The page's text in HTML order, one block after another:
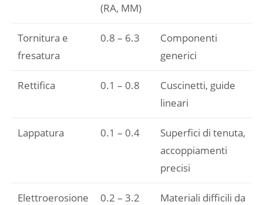
(RA, ΜM)
Tornitura e
fresatura
0.8 – 6.3
Componenti
generici
Rettifica 0.1 – 0.8
Cuscinetti, guide
lineari
Lappatura 0.1 – 0.4
Superfici di tenuta,
accoppiamenti
precisi
Elettroerosione 0.2 – 3.2 Materiali difficili da